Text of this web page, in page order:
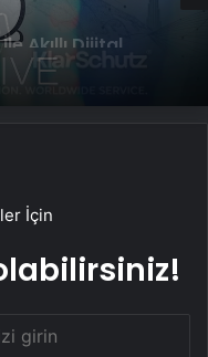
ve Uygun
Yeni Adresi
İçin